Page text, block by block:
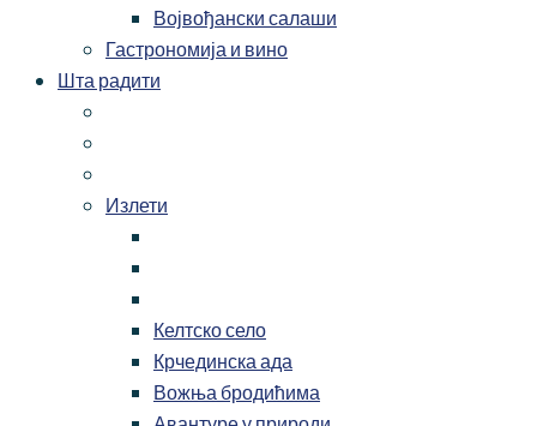
Војвођански салаши
Гастрономија и вино
Шта радити
Излети
Келтско село
Крчединска ада
Вожња бродићима